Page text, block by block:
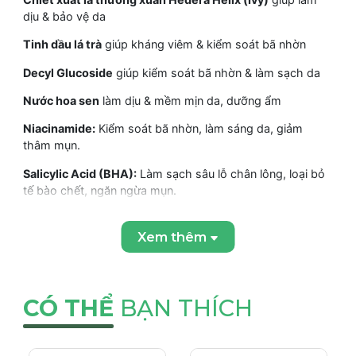
dịu & bảo vệ da
Tinh dầu lá trà giúp kháng viêm & kiểm soát bã nhờn
Decyl Glucoside giúp kiểm soát bã nhờn & làm sạch da
Nước hoa sen làm dịu & mềm mịn da, dưỡng ẩm
Niacinamide: Kiểm soát bã nhờn, làm sáng da, giảm
thâm mụn.
Salicylic Acid (BHA): Làm sạch sâu lỗ chân lông, loại bỏ
tế bào chết, ngăn ngừa mụn.
Đặc trị mụn: Giảm mụn viêm, mụn mủ, mụn đầu đen, mụn
Kháng viêm, kháng khuẩn: Ngăn ngừa sự phát triển của vi
khuẩn gây mụn.
lông.
Xem thêm
CÓ THỂ BẠN THÍCH